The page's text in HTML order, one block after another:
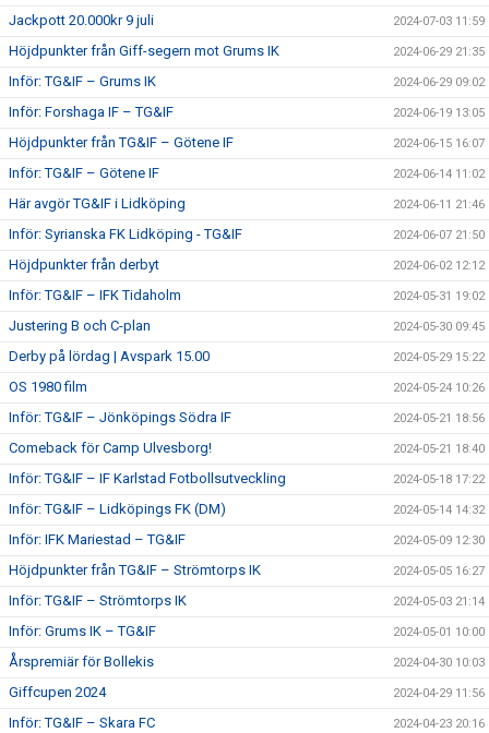
Jackpott 20.000kr 9 juli 2024-07-03 11:59
Höjdpunkter från Giff-segern mot Grums IK 2024-06-29 21:35
Inför: TG&IF – Grums IK 2024-06-29 09:02
Inför: Forshaga IF – TG&IF 2024-06-19 13:05
Höjdpunkter från TG&IF – Götene IF 2024-06-15 16:07
Inför: TG&IF – Götene IF 2024-06-14 11:02
Här avgör TG&IF i Lidköping 2024-06-11 21:46
Inför: Syrianska FK Lidköping - TG&IF 2024-06-07 21:50
Höjdpunkter från derbyt 2024-06-02 12:12
Inför: TG&IF – IFK Tidaholm 2024-05-31 19:02
Justering B och C-plan 2024-05-30 09:45
Derby på lördag | Avspark 15.00 2024-05-29 15:22
OS 1980 film 2024-05-24 10:26
Inför: TG&IF – Jönköpings Södra IF 2024-05-21 18:56
Comeback för Camp Ulvesborg! 2024-05-21 18:40
Inför: TG&IF – IF Karlstad Fotbollsutveckling 2024-05-18 17:22
Inför: TG&IF – Lidköpings FK (DM) 2024-05-14 14:32
Inför: IFK Mariestad – TG&IF 2024-05-09 12:30
Höjdpunkter från TG&IF – Strömtorps IK 2024-05-05 16:27
Inför: TG&IF – Strömtorps IK 2024-05-03 21:14
Inför: Grums IK – TG&IF 2024-05-01 10:00
Årspremiär för Bollekis 2024-04-30 10:03
Giffcupen 2024 2024-04-29 11:56
Inför: TG&IF – Skara FC 2024-04-23 20:16